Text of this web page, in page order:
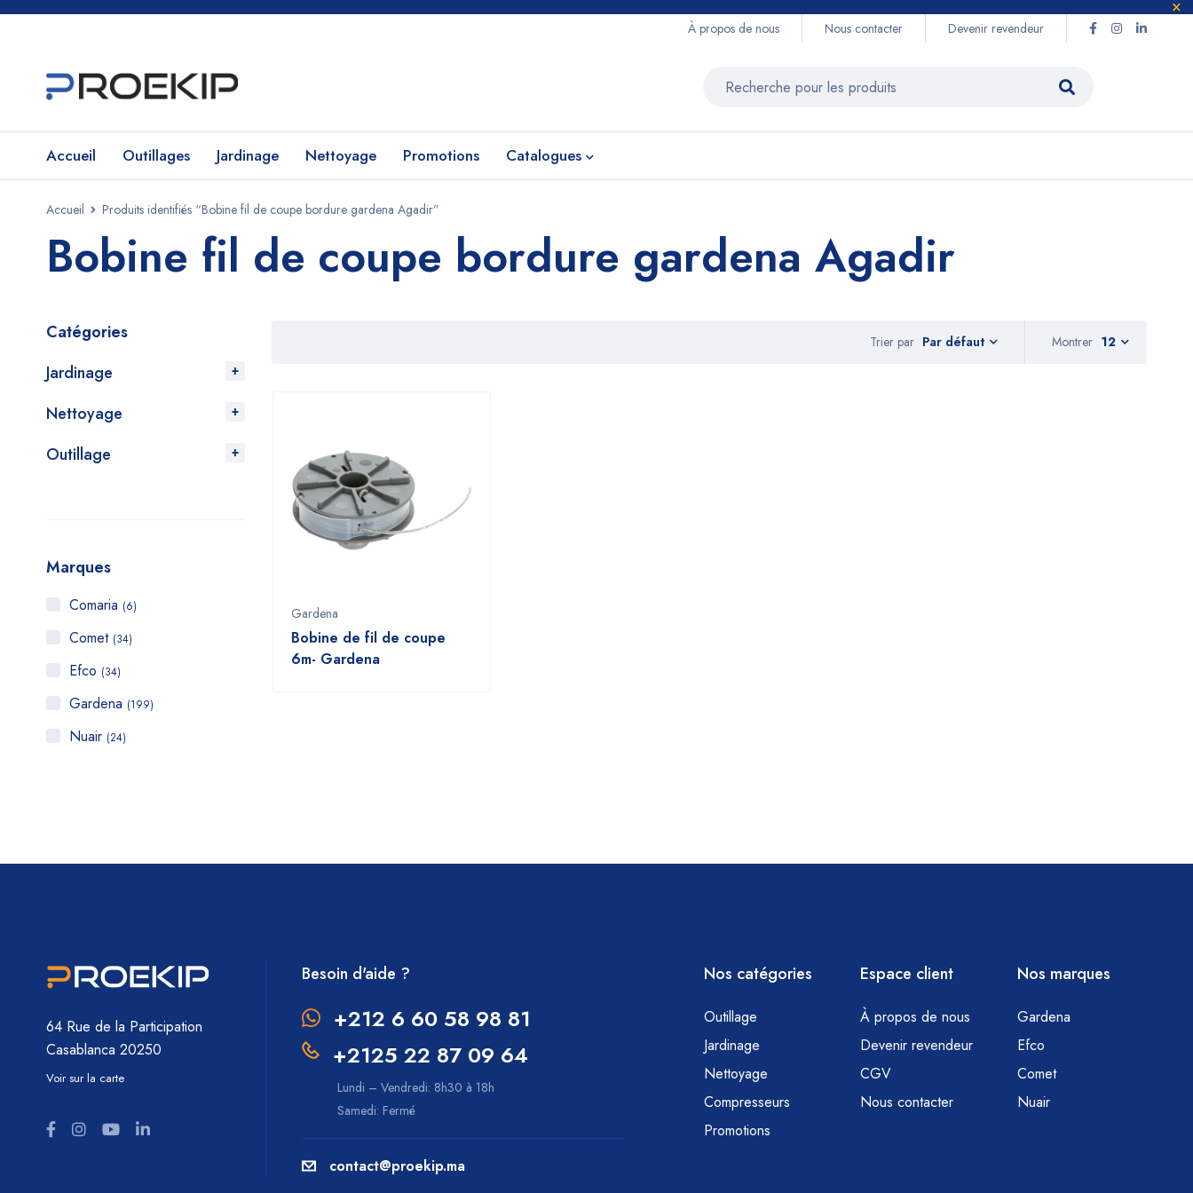
À propos de nous Nous contacter Devenir revendeur
Accueil Outillages Jardinage Nettoyage Promotions Catalogues
Accueil Produits identifiés “Bobine fil de coupe bordure gardena Agadir”
Bobine fil de coupe bordure gardena Agadir
Catégories
Jardinage
Nettoyage
Outillage
Marques
Comaria (6)
Comet (34)
Efco (34)
Gardena (199)
Nuair (24)
Trier par Par défaut Montrer 12
Gardena
Bobine de fil de coupe
6m- Gardena
64 Rue de la Participation
Casablanca 20250
Voir sur la carte
Besoin d'aide ?
+212 6 60 58 98 81
+2125 22 87 09 64
Lundi – Vendredi: 8h30 à 18h
Samedi: Fermé
contact@proekip.ma
Nos catégories
Outillage
Jardinage
Nettoyage
Compresseurs
Promotions
Espace client
À propos de nous
Devenir revendeur
CGV
Nous contacter
Nos marques
Gardena
Efco
Comet
Nuair